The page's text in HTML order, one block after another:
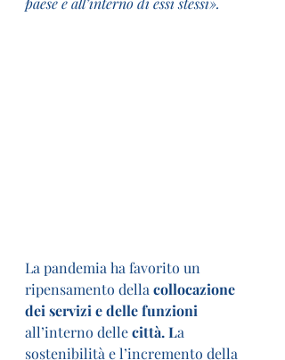
La pandemia ha favorito un
ripensamento della collocazione
dei servizi e delle funzioni
all’interno delle città. La
sostenibilità e l’incremento della